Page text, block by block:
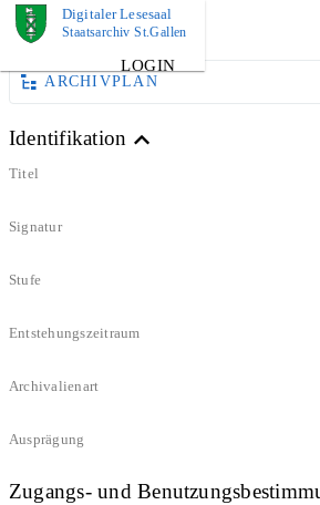
Digitaler Lesesaal
Staatsarchiv St.Gallen
LOGIN
DOKUMENT
ARCHIVPLAN
Identifikation
Titel
Signatur
Stufe
Entstehungszeitraum
Archivalienart
Ausprägung
Zugangs- und